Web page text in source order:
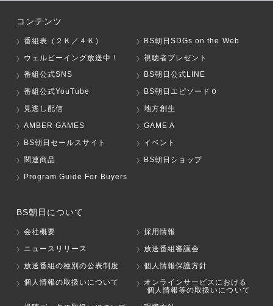
コンテンツ
番組表（２Ｋ／４Ｋ）
BS朝日SDGs on the Web
ウェルビーイング放送中！
視聴者プレゼント
番組公式SNS
BS朝日公式LINE
番組公式YouTube
BS朝日エピソード０
見逃し配信
地方創生
AMBER GAMES
GAME A
BS朝日セールスサイト
イベント
関連商品
BS朝日ショップ
Program Guide For Buyers
BS朝日について
会社概要
採用情報
ニュースリリース
放送番組審議会
放送番組の種別の公表制度
個人情報保護方針
個人情報の取扱いについて
オンラインサービスにおける
個人情報等の取扱いについて